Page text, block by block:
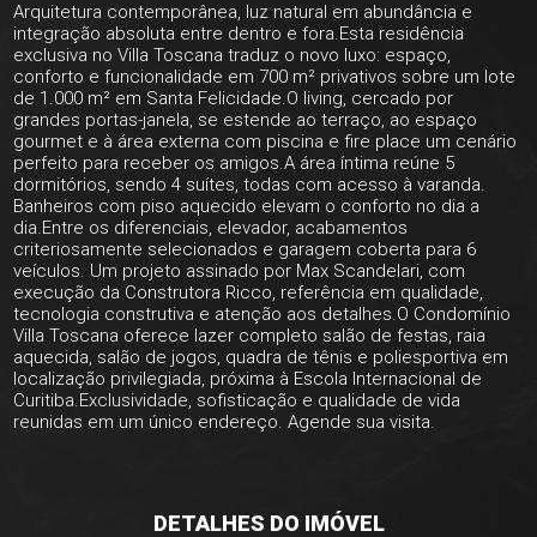
Arquitetura contemporânea, luz natural em abundância e
integração absoluta entre dentro e fora.Esta residência
exclusiva no Villa Toscana traduz o novo luxo: espaço,
conforto e funcionalidade em 700 m² privativos sobre um lote
de 1.000 m² em Santa Felicidade.O living, cercado por
grandes portas-janela, se estende ao terraço, ao espaço
gourmet e à área externa com piscina e fire place um cenário
perfeito para receber os amigos.A área íntima reúne 5
dormitórios, sendo 4 suítes, todas com acesso à varanda.
Banheiros com piso aquecido elevam o conforto no dia a
dia.Entre os diferenciais, elevador, acabamentos
criteriosamente selecionados e garagem coberta para 6
veículos. Um projeto assinado por Max Scandelari, com
execução da Construtora Ricco, referência em qualidade,
tecnologia construtiva e atenção aos detalhes.O Condomínio
Villa Toscana oferece lazer completo salão de festas, raia
aquecida, salão de jogos, quadra de tênis e poliesportiva em
localização privilegiada, próxima à Escola Internacional de
Curitiba.Exclusividade, sofisticação e qualidade de vida
reunidas em um único endereço. Agende sua visita.
DETALHES DO IMÓVEL